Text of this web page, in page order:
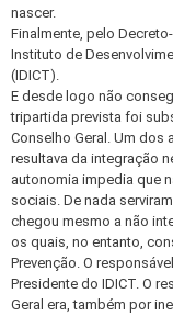
nascer.
Finalmente, pelo
Instituto de
(IDICT).
E desde logo não
tripartida prevista foi
Conselho Geral. Um
resultava da integração
autonomia impedia que
sociais. De nada
chegou mesmo a não
os quais, no entanto,
Prevenção. O
Presidente do IDICT. O
Geral era, também por